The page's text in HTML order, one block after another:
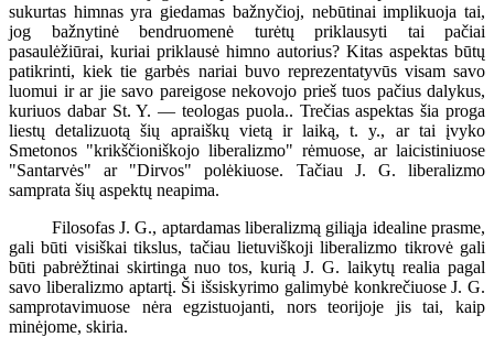
sukurtas himnas yra giedamas bažnyčioj, nebūtinai implikuoja tai,
jog bažnytinė bendruomenė turėtų priklausyti tai pačiai
pasaulėžiūrai, kuriai priklausė himno autorius? Kitas aspektas būtų
patikrinti, kiek tie garbės nariai buvo reprezentatyvūs visam savo
luomui ir ar jie savo pareigose nekovojo prieš tuos pačius dalykus,
kuriuos dabar St. Y. — teologas puola.. Trečias aspektas šia proga
liestų detalizuotą šių apraiškų vietą ir laiką, t. y., ar tai įvyko
Smetonos "krikščioniškojo liberalizmo" rėmuose, ar laicistiniuose
"Santarvės" ar "Dirvos" polėkiuose. Tačiau J. G. liberalizmo
samprata šių aspektų neapima.
Filosofas J. G., aptardamas liberalizmą giliąja idealine prasme,
gali būti visiškai tikslus, tačiau lietuviškoji liberalizmo tikrovė gali
būti pabrėžtinai skirtinga nuo tos, kurią J. G. laikytų realia pagal
savo liberalizmo aptartį. Ši išsiskyrimo galimybė konkrečiuose J. G.
samprotavimuose nėra egzistuojanti, nors teorijoje jis tai, kaip
minėjome, skiria.